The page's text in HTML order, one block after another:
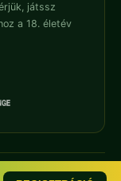
játssz
a 18. életév
18+